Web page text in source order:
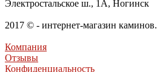
Электростальское ш., 1А, Ногинск
2017 © - интернет-магазин каминов.
Компания
Отзывы
Конфиденциальность